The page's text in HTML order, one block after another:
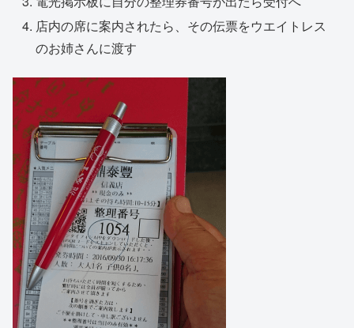
店内の席に案内されたら、その伝票をウエイトレス
のお姉さんに渡す